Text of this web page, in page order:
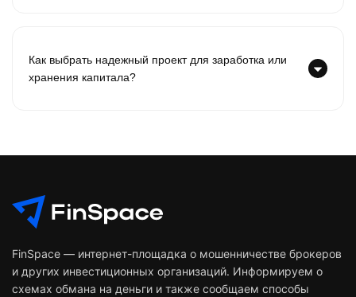
Как выбрать надежный проект для заработка или
хранения капитала?
FinSpace — интернет-площадка о мошенничестве брокеров
и других инвестиционных организаций. Информируем о
схемах обмана на деньги и также сообщаем способы